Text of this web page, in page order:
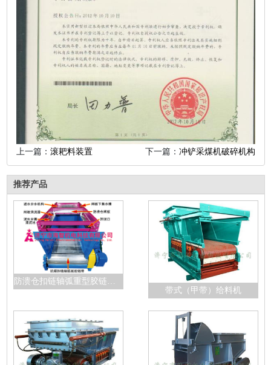
上一篇： 滚耙料装置 下一篇： 冲铲采煤机破碎机构
推荐产品
带式（甲带）给料机